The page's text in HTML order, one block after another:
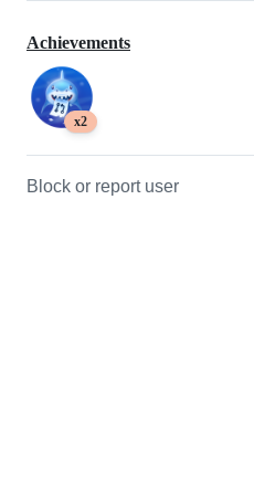
Achievements
x2
Block or report user